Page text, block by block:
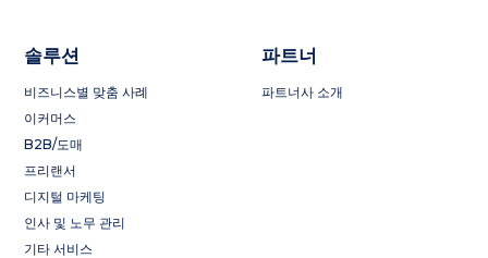
솔루션
비즈니스별 맞춤 사례
이커머스
B2B/도매
프리랜서
디지털 마케팅
인사 및 노무 관리
기타 서비스
파트너
파트너사 소개